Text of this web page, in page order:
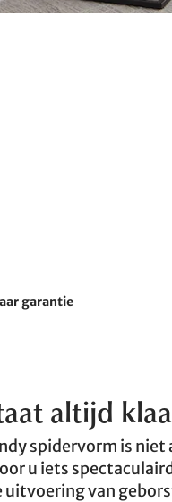
garantie
altijd
spidervorm is
u iets
van